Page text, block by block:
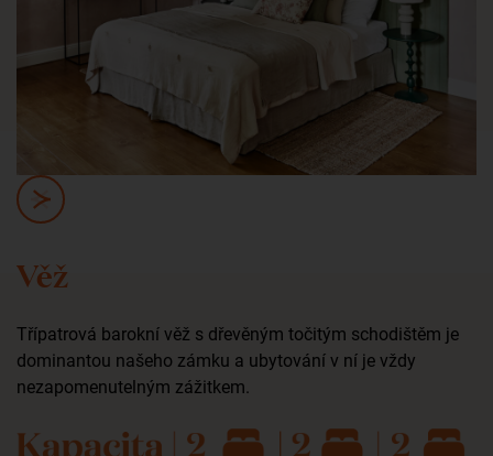
Věž
Třípatrová barokní věž s dřevěným točitým schodištěm je
dominantou našeho zámku a ubytování v ní je vždy
nezapomenutelným zážitkem.